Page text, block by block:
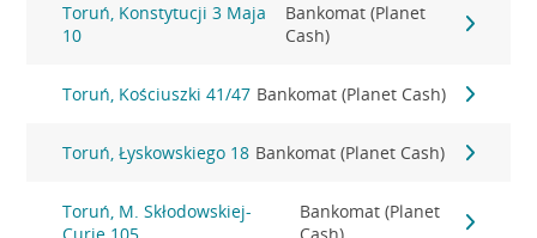
Toruń, Konstytucji 3 Maja
10
Bankomat (Planet
Cash)
Toruń, Kościuszki 41/47 Bankomat (Planet Cash)
Toruń, Łyskowskiego 18 Bankomat (Planet Cash)
Toruń, M. Skłodowskiej-
Bankomat (Planet